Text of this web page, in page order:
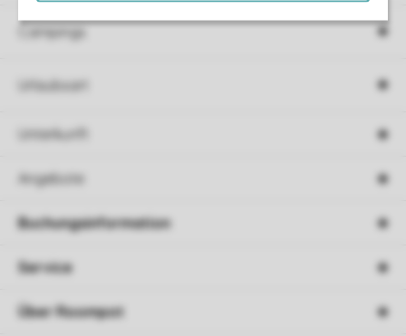
Urlaubsart
Unterkunft
Angebote
Buchungsinformation
Service
Über Roompot